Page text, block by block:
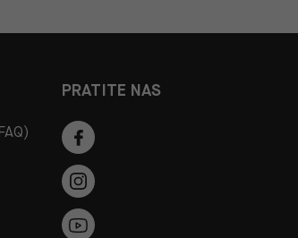
PRATITE NAS